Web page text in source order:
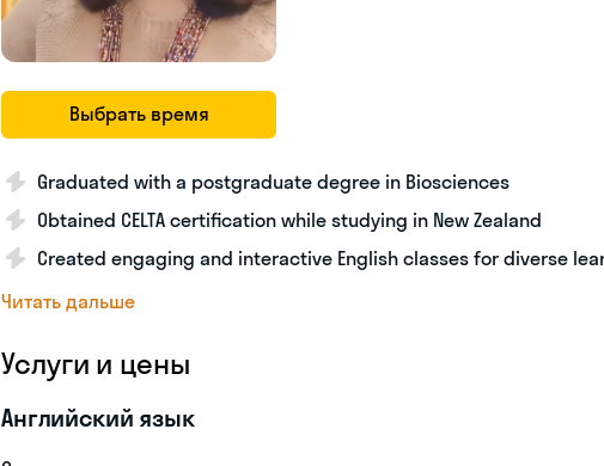
Выбрать время
Graduated with a postgraduate degree in Biosciences
Obtained CELTA certification while studying in New Zealand
Created engaging and interactive English classes for diverse
Читать дальше
Услуги и цены
Английский язык